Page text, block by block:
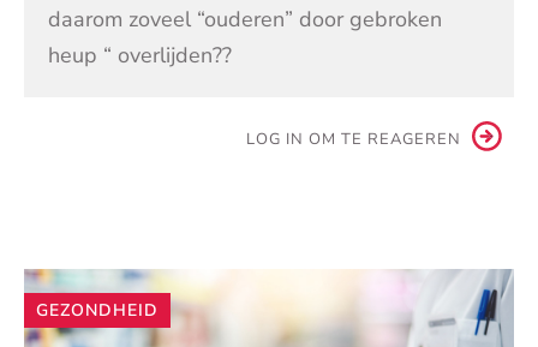
daarom zoveel “ouderen” door gebroken
heup “ overlijden??
LOG IN OM TE REAGEREN
Andere
GEZONDHEID